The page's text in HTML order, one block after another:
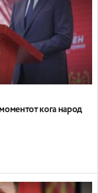
кога народ